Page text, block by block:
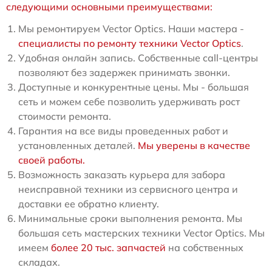
следующими основными преимуществами:
Мы ремонтируем Vector Optics. Наши мастера -
специалисты по ремонту техники Vector Optics.
Удобная онлайн запись. Собственные call-центры
позволяют без задержек принимать звонки.
Доступные и конкурентные цены. Мы - большая
сеть и можем себе позволить удерживать рост
стоимости ремонта.
Гарантия на все виды проведенных работ и
установленных деталей. Мы уверены в качестве
своей работы.
Возможность заказать курьера для забора
неисправной техники из сервисного центра и
доставки ее обратно клиенту.
Минимальные сроки выполнения ремонта. Мы
большая сеть мастерских техники Vector Optics. Мы
имеем более 20 тыс. запчастей на собственных
складах.